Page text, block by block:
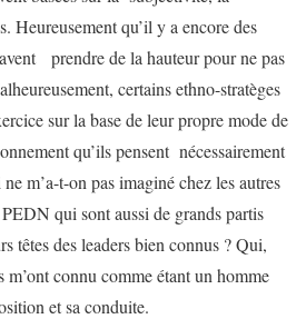
Heureusement qu’il y a encore des
prendre de la hauteur pour ne pas
certains ethno-stratèges
sur la base de leur propre mode de
qu’ils pensent nécessairement
m’a-t-on pas imaginé chez les autres
qui sont aussi de grands partis
têtes des leaders bien connus ? Qui,
m’ont connu comme étant un homme
et sa conduite.